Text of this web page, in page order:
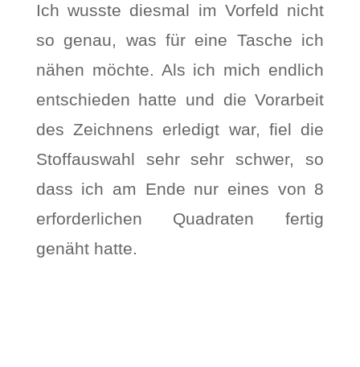
Ich wusste diesmal im Vorfeld nicht
so genau, was für eine Tasche ich
nähen möchte. Als ich mich endlich
entschieden hatte und die Vorarbeit
des Zeichnens erledigt war, fiel die
Stoffauswahl sehr sehr schwer, so
dass ich am Ende nur eines von 8
erforderlichen Quadraten fertig
genäht hatte.